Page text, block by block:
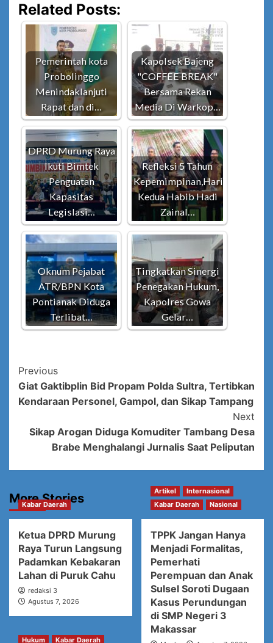
Related Posts:
Pemerintah kota
Probolinggo
Menindaklanjuti
Rapat dan di…
Kapolsek Bajeng
"COFFEE BREAK"
Bersama Rekan
Media Di Warkop…
DPRD Murung Raya
Ikuti Bimtek
Penguatan
Kapasitas
Legislasi…
Refleksi 5 Tahun
Kepemimpinan,Hari
Kedua Habib Hadi
Zainal…
Oknum Pejabat
ATR/BPN Kota
Pontianak Diduga
Terlibat…
Tingkatkan Sinergi
Penegakan Hukum,
Kapolres Gowa
Gelar…
Post
Navigation
Previous
Giat Gaktibplin Bid Propam Polda Sultra, Tertibkan
Kendaraan Personel, Gampol, dan Sikap Tampang
Next
Sikap Arogan Diduga Komuditer Tambang Desa
Brabe Menghalangi Jurnalis Saat Peliputan
More Stories
Kabar Daerah
Ketua DPRD Murung
Raya Turun Langsung
Padamkan Kebakaran
Lahan di Puruk Cahu
redaksi 3
Agustus 7, 2026
Artikel
Internasional
Kabar Daerah
Nasional
TPPK Jangan Hanya
Menjadi Formalitas,
Pemerhati
Perempuan dan Anak
Sulsel Soroti Dugaan
Kasus Perundungan
di SMP Negeri 3
Makassar
Hukum Kabar Daerah